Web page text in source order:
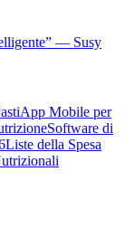
” — Susy
App Mobile per
Software di
Liste della Spesa